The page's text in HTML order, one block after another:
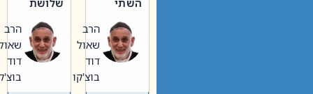
וערב של
חיינו
הרב
שאול
דוד
בוצ'קו
האבות
הרב
שאול
דוד
בוצ'קו